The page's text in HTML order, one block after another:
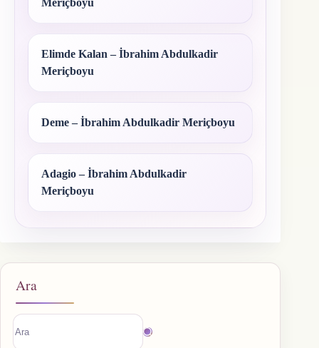
Elimde Kalan – İbrahim Abdulkadir
Meriçboyu
Deme – İbrahim Abdulkadir Meriçboyu
Adagio – İbrahim Abdulkadir
Meriçboyu
Ara